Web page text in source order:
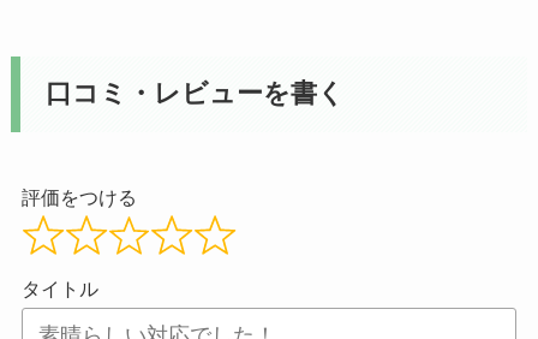
口コミ・レビューを書く
評価をつける
タイトル